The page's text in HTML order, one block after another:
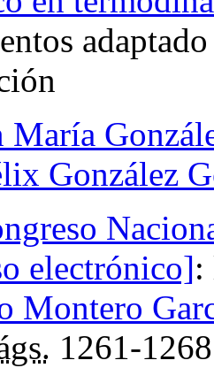
María
González
electrónico]:
Montero
1261-1268